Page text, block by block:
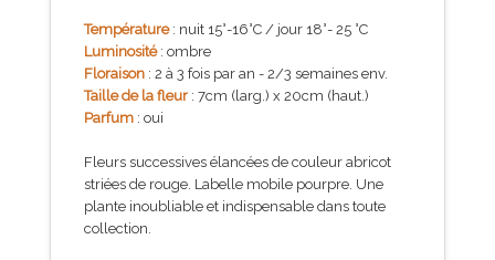
Température: nuit 15°-16°C / jour 18°- 25 °C
Luminosité: ombre
Floraison : 2 à 3 fois par an - 2/3 semaines env.
Taille de la fleur : 7cm (larg.) x 20cm (haut.)
Parfum : oui
Fleurs successives élancées de couleur abricot
striées de rouge. Labelle mobile pourpre. Une
plante inoubliable et indispensable dans toute
collection.